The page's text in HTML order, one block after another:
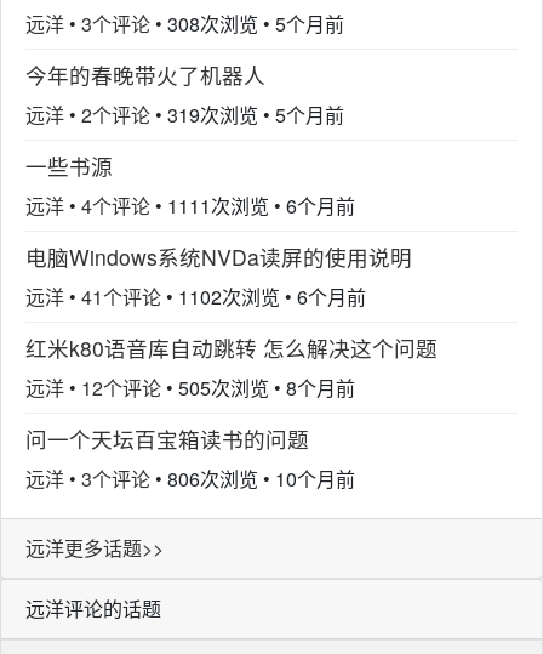
远洋 • 3个评论 • 308次浏览 • 5个月前
今年的春晚带火了机器人
远洋 • 2个评论 • 319次浏览 • 5个月前
一些书源
远洋 • 4个评论 • 1111次浏览 • 6个月前
电脑Windows系统NVDa读屏的使用说明
远洋 • 41个评论 • 1102次浏览 • 6个月前
红米k80语音库自动跳转 怎么解决这个问题
远洋 • 12个评论 • 505次浏览 • 8个月前
问一个天坛百宝箱读书的问题
远洋 • 3个评论 • 806次浏览 • 10个月前
远洋更多话题>>
远洋评论的话题